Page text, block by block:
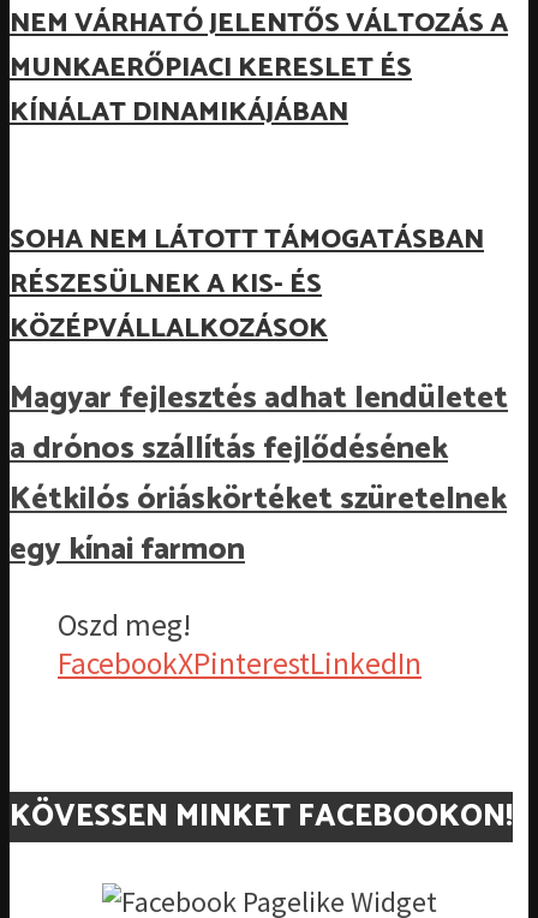
NEM VÁRHATÓ JELENTŐS VÁLTOZÁS A
MUNKAERŐPIACI KERESLET ÉS
KÍNÁLAT DINAMIKÁJÁBAN
SOHA NEM LÁTOTT TÁMOGATÁSBAN
RÉSZESÜLNEK A KIS- ÉS
KÖZÉPVÁLLALKOZÁSOK
Magyar fejlesztés adhat lendületet
a drónos szállítás fejlődésének
Kétkilós óriáskörtéket szüretelnek
egy kínai farmon
Oszd meg!
FacebookXPinterestLinkedIn
KÖVESSEN MINKET FACEBOOKON!